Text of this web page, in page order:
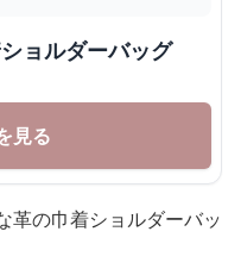
ョルダーバッグ
見る
革の巾着ショルダーバッ